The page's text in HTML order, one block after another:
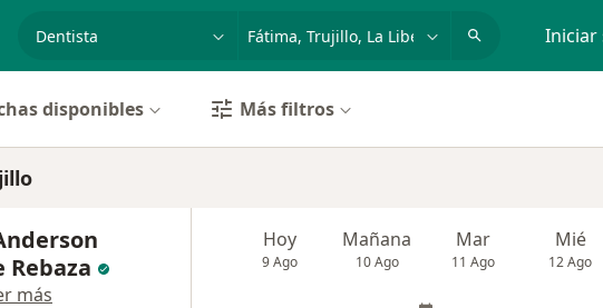
especialidad, enfermedad o nombre
p. ej. Lima Iniciar
disponibles Más filtros
Rebaza
más
Hoy
9 Ago
Mañana
10 Ago
Mar
11 Ago
Mié
12 Ago